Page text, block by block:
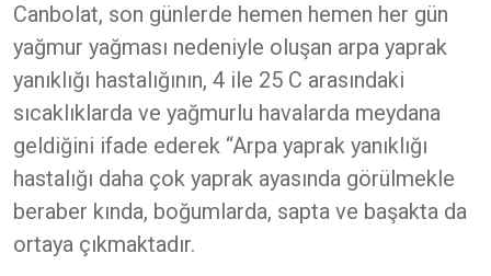
Canbolat, son günlerde hemen hemen her gün
yağmur yağması nedeniyle oluşan arpa yaprak
yanıklığı hastalığının, 4 ile 25 C arasındaki
sıcaklıklarda ve yağmurlu havalarda meydana
geldiğini ifade ederek “Arpa yaprak yanıklığı
hastalığı daha çok yaprak ayasında görülmekle
beraber kında, boğumlarda, sapta ve başakta da
ortaya çıkmaktadır.